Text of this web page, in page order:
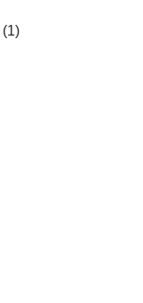
(1)